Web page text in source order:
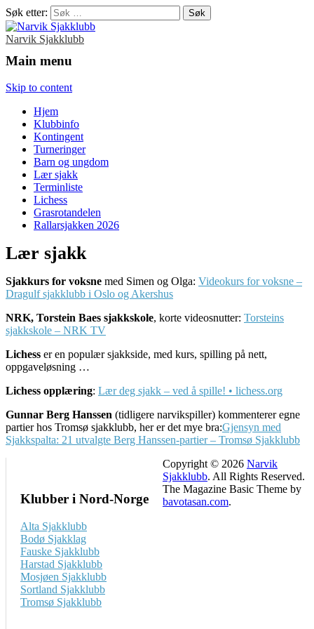
Søk etter:
Narvik Sjakklubb
Main menu
Skip to content
Hjem
Klubbinfo
Kontingent
Turneringer
Barn og ungdom
Lær sjakk
Terminliste
Lichess
Grasrotandelen
Rallarsjakken 2026
Lær sjakk
Sjakkurs for voksne med Simen og Olga: Videokurs for voksne –
Dragulf sjakklubb i Oslo og Akershus
NRK, Torstein Baes sjakkskole, korte videosnutter: Torsteins
sjakkskole – NRK TV
Lichess er en populær sjakkside, med kurs, spilling på nett,
oppgaveløsning …
Lichess opplæring: Lær deg sjakk – ved å spille! • lichess.org
Gunnar Berg Hanssen (tidligere narvikspiller) kommenterer egne
partier hos Tromsø sjakklubb, her er det mye bra:Gjensyn med
Sjakkspalta: 21 utvalgte Berg Hanssen-partier – Tromsø Sjakklubb
Klubber i Nord-Norge
Alta Sjakklubb
Bodø Sjakklag
Fauske Sjakklubb
Harstad Sjakklubb
Mosjøen Sjakklubb
Sortland Sjakklubb
Tromsø Sjakklubb
Copyright © 2026 Narvik
Sjakklubb. All Rights Reserved.
The Magazine Basic Theme by
bavotasan.com.